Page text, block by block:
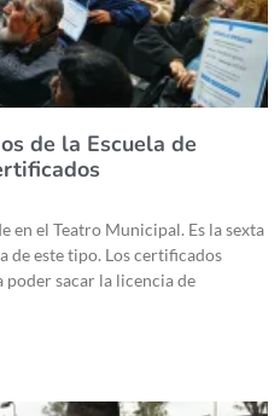
de la Escuela de
en el Teatro Municipal. Es la sexta
de este tipo. Los certificados
poder sacar la licencia de